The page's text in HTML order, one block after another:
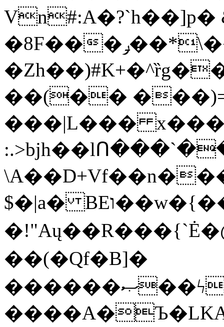
Vn#:A�?`h��]p�
�8F���ݛ��*\��U��S
��(��
���|L���
$�|a� BEו��w�{���;���q�X��d%�������W� hU�(�1�Ū}9�S�F<��i�L3�;�
��(�Qf�B]�
������ޞ��ϟak��r��_39$�8�p���7�2�yIZ�R��x��/